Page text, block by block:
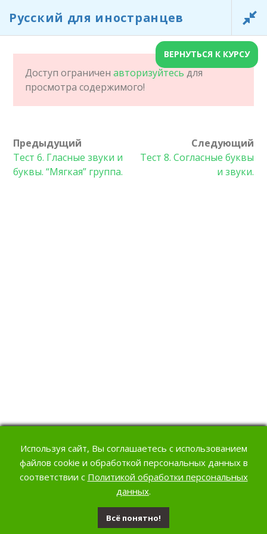
РУССКИЙ ДЛЯ
ИНОСТРАНЦЕВ
ГЛАВНАЯ СТРАНИЦА
РУССКИЙ ДЛЯ ИНОСТРАНЦЕВ
Главная/LP Courses/ Русский для иностранцев
Используя сайт, Вы соглашаетесь с использованием
файлов cookie и обработкой персональных данных в
соответствии с Политикой обработки персональных
данных.
Всё понятно!
Русский для иностранцев
ВЕРНУТЬСЯ К КУРСУ
Доступ ограниченавторизуйтесь для
просмотра содержимого!
Предыдущий
Тест 6. Гласные звуки и
буквы. “Мягкая” группа.
Следующий
Тест 8. Согласные буквы
и звуки.
10 MIN
20 MIN
20 MIN
10 MIN